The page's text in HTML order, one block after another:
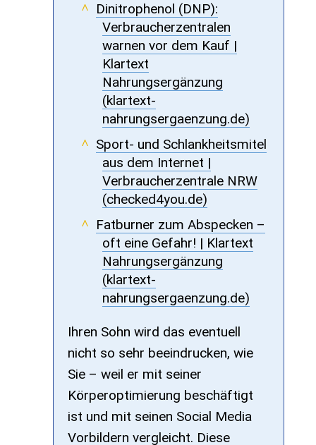
Dinitrophenol (DNP):
Verbraucherzentralen
warnen vor dem Kauf |
Klartext
Nahrungsergänzung
(klartext-
nahrungsergaenzung.de)
Sport- und Schlankheitsmitel
aus dem Internet |
Verbraucherzentrale NRW
(checked4you.de)
Fatburner zum Abspecken –
oft eine Gefahr! | Klartext
Nahrungsergänzung
(klartext-
nahrungsergaenzung.de)
Ihren Sohn wird das eventuell
nicht so sehr beeindrucken, wie
Sie – weil er mit seiner
Körperoptimierung beschäftigt
ist und mit seinen Social Media
Vorbildern vergleicht. Diese